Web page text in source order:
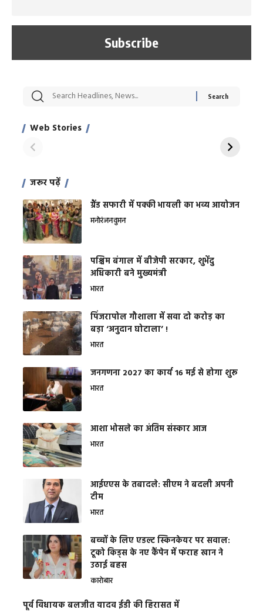
Web Stories
सट्टेबाजी में अरेस्ट हुए
साहिल खान
रोज एक कच्चे लहसुन
जरूर पढ़ें
ग्रैंड सफारी में पक्की भायली का भव्य आयोजन
मनोरंजनवुमन
पश्चिम बंगाल में बीजेपी सरकार, शुभेंदु
अधिकारी बने मुख्यमंत्री
भारत
​पिंजरापोल गौशाला में सवा दो करोड़ का
बड़ा ‘अनुदान घोटाला’ !
भारत
जनगणना 2027 का कार्य 16 मई से होगा शुरू
भारत
आशा भोसले का अंतिम संस्कार आज
भारत
आईएएस के तबादले: सीएम ने बदली अपनी
टीम
भारत
बच्चों के लिए एडल्ट स्किनकेयर पर सवाल:
टूको किड्स के नए कैंपेन में फराह खान ने
उठाई बहस
कारोबार
पूर्व विधायक बलजीत यादव ईडी की हिरासत में